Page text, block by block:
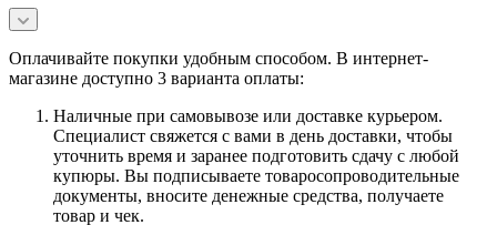
Оплачивайте покупки удобным способом. В интернет-
магазине доступно 3 варианта оплаты:
Наличные при самовывозе или доставке курьером.
Специалист свяжется с вами в день доставки, чтобы
уточнить время и заранее подготовить сдачу с любой
купюры. Вы подписываете товаросопроводительные
документы, вносите денежные средства, получаете
товар и чек.